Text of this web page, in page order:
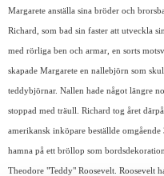
Margarete anställa sina bröder och
Richard, som bad sin faster att utveckla
med rörliga ben och armar, en sorts
skapade Margarete en nallebjörn som
teddybjörnar. Nallen hade något längre
stoppad med träull. Richard tog året
amerikansk inköpare beställde
hamna på ett bröllop som
Theodore "Teddy" Roosevelt. Roosevelt